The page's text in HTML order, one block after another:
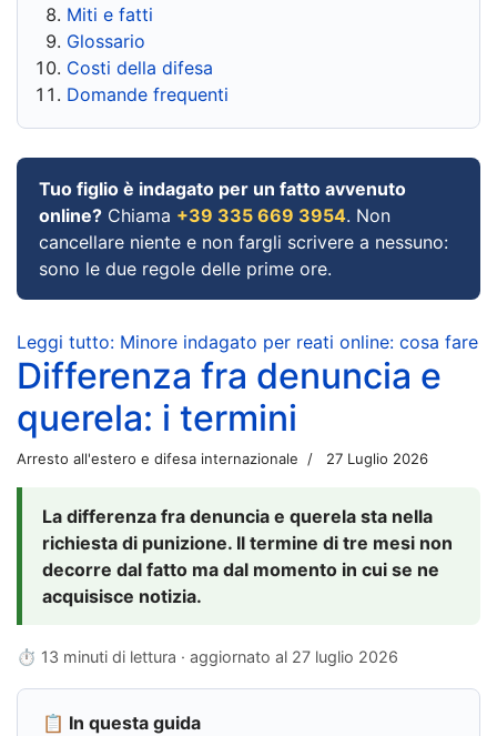
Miti e fatti
Glossario
Costi della difesa
Domande frequenti
Tuo figlio è indagato per un fatto avvenuto
online? Chiama +39 335 669 3954. Non
cancellare niente e non fargli scrivere a nessuno:
sono le due regole delle prime ore.
Leggi tutto: Minore indagato per reati online: cosa fare
Differenza fra denuncia e
querela: i termini
Arresto all'estero e difesa internazionale 27 Luglio 2026
La differenza fra denuncia e querela sta nella
richiesta di punizione. Il termine di tre mesi non
decorre dal fatto ma dal momento in cui se ne
acquisisce notizia.
⏱ 13 minuti di lettura · aggiornato al 27 luglio 2026
📋 In questa guida